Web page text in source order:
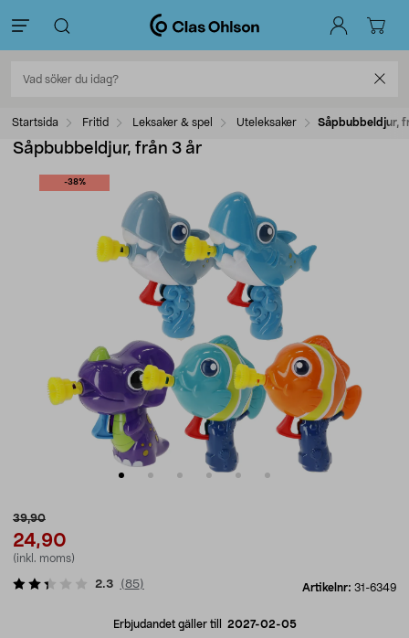
Startsida Fritid Leksaker & spel Uteleksaker Såpbubbeldjur,
Såpbubbeldjur, från 3 år
-38%
39,90
24,90
(inkl. moms)
Artikelnr: 31-6349
2.3 (85)
Erbjudandet gäller till 2027-02-05